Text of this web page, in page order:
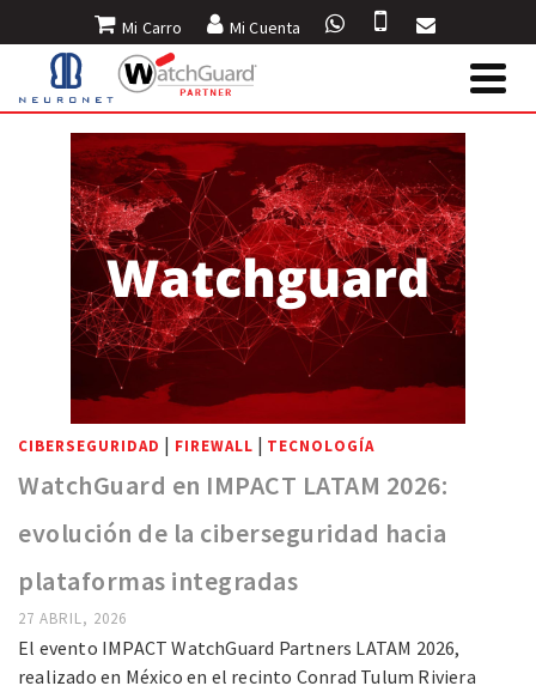
Mi Carro Mi Cuenta
INICIO BLOG » SASE
CIBERSEGURIDAD | FIREWALL | TECNOLOGÍA
WatchGuard en IMPACT LATAM 2026:
evolución de la ciberseguridad hacia
plataformas integradas
27 ABRIL, 2026
El evento IMPACT WatchGuard Partners LATAM 2026,
realizado en México en el recinto Conrad Tulum Riviera